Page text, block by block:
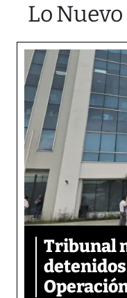
Lo Nuevo
Tribunal